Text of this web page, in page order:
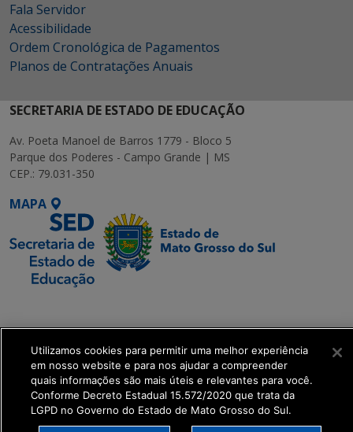
Fala Servidor
Acessibilidade
Ordem Cronológica de Pagamentos
Planos de Contratações Anuais
SECRETARIA DE ESTADO DE EDUCAÇÃO
Av. Poeta Manoel de Barros 1779 - Bloco 5
Parque dos Poderes - Campo Grande | MS
CEP.: 79.031-350
MAPA
Executiva de
Transformação Digital
get_footer();
Utilizamos cookies para permitir uma melhor experiência
em nosso website e para nos ajudar a compreender
quais informações são mais úteis e relevantes para você.
Conforme Decreto Estadual 15.572/2020 que trata da
LGPD no Governo do Estado de Mato Grosso do Sul.